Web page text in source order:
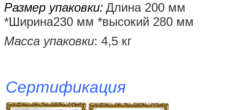
Размер упаковки: Длина 200 мм
*Ширина230 мм *высокий 280 мм
Масса упаковки: 4,5 кг
Сертификация